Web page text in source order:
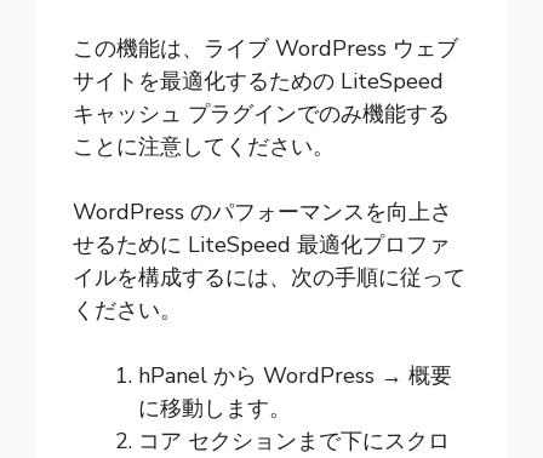
この機能は、ライブ WordPress ウェブ
サイトを最適化するための LiteSpeed
キャッシュ プラグインでのみ機能する
ことに注意してください。
WordPress のパフォーマンスを向上さ
せるために LiteSpeed 最適化プロファ
イルを構成するには、次の手順に従って
ください。
hPanel から WordPress → 概要
に移動します。
コア セクションまで下にスクロ